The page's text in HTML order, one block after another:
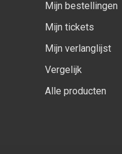
Mijn bestellingen
Mijn tickets
Mijn verlanglijst
Vergelijk
Alle producten